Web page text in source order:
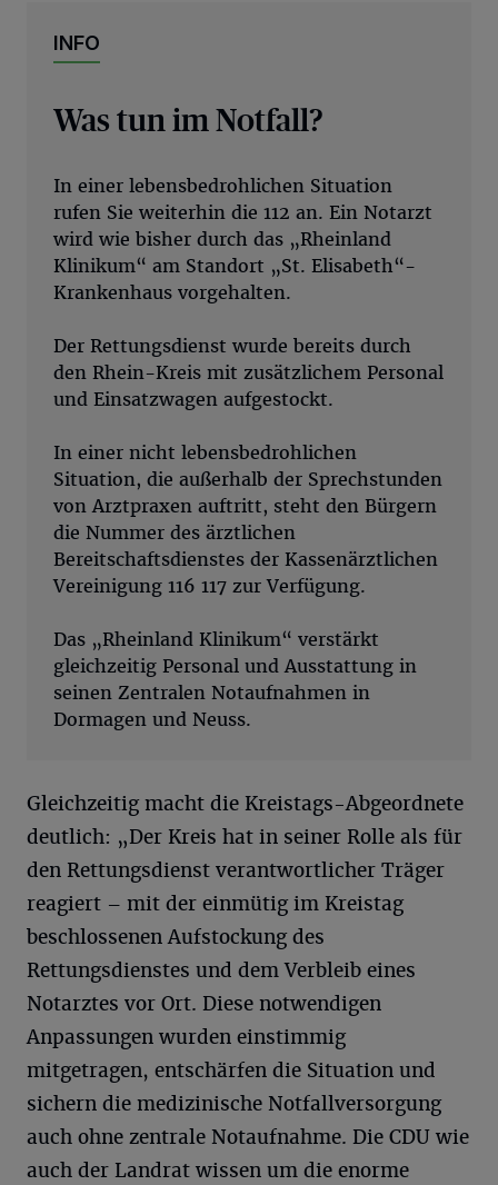
INFO
Was tun im Notfall?
In einer lebensbedrohlichen Situation
rufen Sie weiterhin die 112 an. Ein Notarzt
wird wie bisher durch das „Rheinland
Klinikum“ am Standort „St. Elisabeth“-
Krankenhaus vorgehalten.
Der Rettungsdienst wurde bereits durch
den Rhein-Kreis mit zusätzlichem Personal
und Einsatzwagen aufgestockt.
In einer nicht lebensbedrohlichen
Situation, die außerhalb der Sprechstunden
von Arztpraxen auftritt, steht den Bürgern
die Nummer des ärztlichen
Bereitschaftsdienstes der Kassenärztlichen
Vereinigung 116 117 zur Verfügung.
Das „Rheinland Klinikum“ verstärkt
gleichzeitig Personal und Ausstattung in
seinen Zentralen Notaufnahmen in
Dormagen und Neuss.
Gleichzeitig macht die Kreistags-Abgeordnete
deutlich: „Der Kreis hat in seiner Rolle als für
den Rettungsdienst verantwortlicher Träger
reagiert – mit der einmütig im Kreistag
beschlossenen Aufstockung des
Rettungsdienstes und dem Verbleib eines
Notarztes vor Ort. Diese notwendigen
Anpassungen wurden einstimmig
mitgetragen, entschärfen die Situation und
sichern die medizinische Notfallversorgung
auch ohne zentrale Notaufnahme. Die CDU wie
auch der Landrat wissen um die enorme